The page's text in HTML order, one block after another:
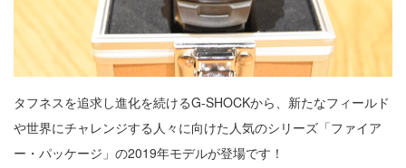
タフネスを追求し進化を続けるG-SHOCKから、新たなフィールド
や世界にチャレンジする人々に向けた人気のシリーズ「ファイア
ー・パッケージ」の2019年モデルが登場です！